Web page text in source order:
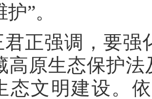
”。
君正强调，要强
高原生态保护
态文明建设。